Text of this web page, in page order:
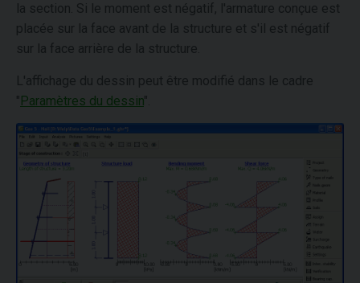
la section. Si le moment est négatif, l'armature conçue est
placée sur la face avant de la structure et s'il est négatif
sur la face arrière de la structure.
L'affichage du dessin peut être modifié dans le cadre
"Paramètres du dessin".